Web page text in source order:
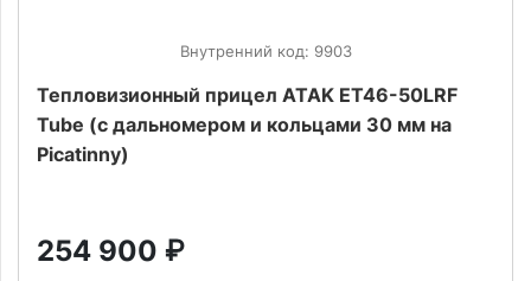
Внутренний код: 9903
Тепловизионный прицел ATAK ET46-50LRF
Tube (с дальномером и кольцами 30 мм на
Picatinny)
254 900 ₽